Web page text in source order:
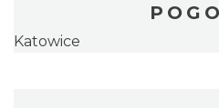
Katowice